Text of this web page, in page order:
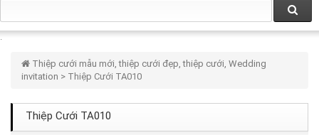
Thiệp cưới mẫu mới, thiệp cưới đẹp, thiệp cưới, Wedding
invitation > Thiệp Cưới TA010
Thiệp Cưới TA010